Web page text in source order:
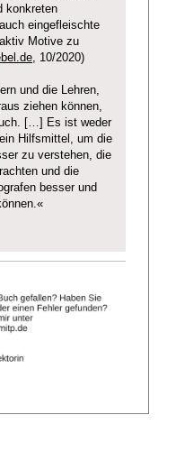
konkreten
eingefleischte
Motive zu
, 10/2020)
und die Lehren,
ziehen können,
[…] Es ist weder
Hilfsmittel, um die
zu verstehen, die
und die
besser und